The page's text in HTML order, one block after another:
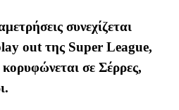
συνεχίζεται
out της Super League,
σε Σέρρες,